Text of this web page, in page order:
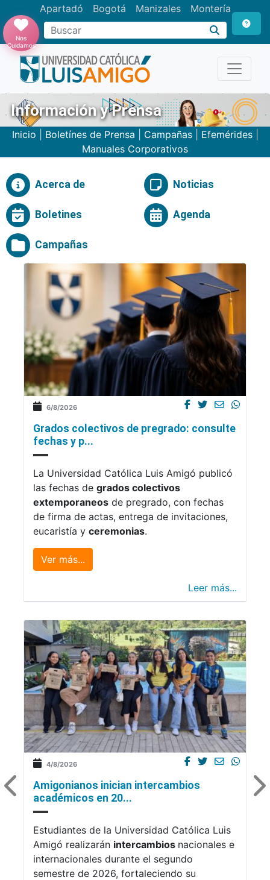
Apartadó Bogotá Manizales Montería
Buscar
Nos
Cuidamos
Información y Prensa
Inicio Boletínes de Prensa Campañas Efemérides
Manuales Corporativos
Acerca de Noticias
Boletines Agenda
Campañas
6/8/2026
Grados colectivos de pregrado: consulte
fechas y p...
La Universidad Católica Luis Amigó publicó
las fechas de grados colectivos
extemporaneos de pregrado, con fechas
de firma de actas, entrega de invitaciones,
eucaristía y ceremonias.
Ver más...
Leer más...
4/8/2026
Amigonianos inician intercambios
académicos en 20...
Estudiantes de la Universidad Católica Luis
Amigó realizarán intercambios nacionales e
internacionales durante el segundo
semestre de 2026, fortaleciendo su